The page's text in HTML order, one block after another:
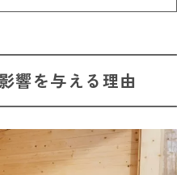
響を与える理由